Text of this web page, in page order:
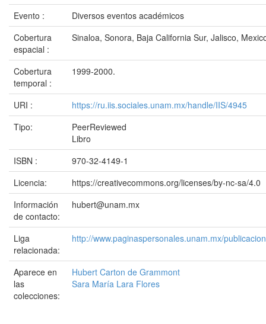
Evento :
Diversos eventos académicos
Cobertura
espacial :
Sinaloa, Sonora, Baja California Sur, Jalisco,
Cobertura
temporal :
1999-2000.
URI :
https://ru.iis.sociales.unam.mx/handle/IIS/4945
Tipo:
PeerReviewed
Libro
ISBN :
970-32-4149-1
Licencia:
https://creativecommons.org/licenses/by-nc-sa/4.0
Información
de contacto:
hubert@unam.mx
Liga
relacionada:
http://www.paginaspersonales.unam.mx/
Aparece en
las
colecciones:
Hubert Carton de Grammont
Sara María Lara Flores